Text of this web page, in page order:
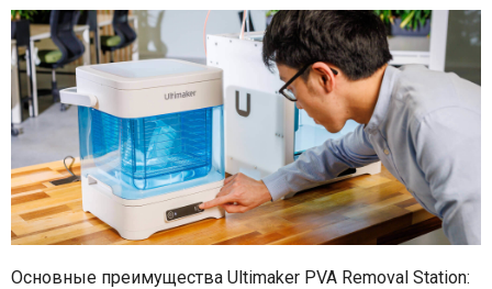
Основные преимущества Ultimaker PVA Removal Station: